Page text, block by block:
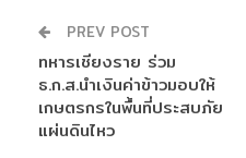
PREV POST
ทหารเชียงราย ร่วม
ธ.ก.ส.นำเงินค่าข้าวมอบให้
เกษตรกรในพื้นที่ประสบภัย
แผ่นดินไหว